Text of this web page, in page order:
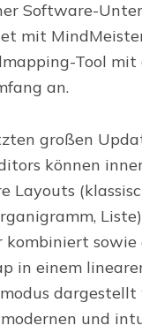
Software-
mit
Tool mit
an.
großen
können
Layouts
Liste)
kombiniert sowie
in einem
dargestellt
und